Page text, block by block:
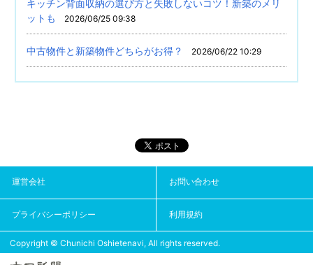
キッチン背面収納の選び方と失敗しないコツ！新築のメリ
ットも
2026/06/25 09:38
中古物件と新築物件どちらがお得？ 2026/06/22 10:29
運営会社 お問い合わせ
プライバシーポリシー 利用規約
Copyright © Chunichi Oshietenavi, All rights reserved.